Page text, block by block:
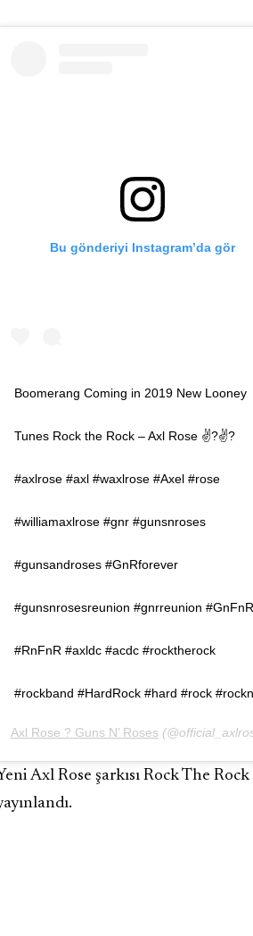
Bu gönderiyi Instagram’da gör
Boomerang Coming in 2019 New Looney
Tunes Rock the Rock – Axl Rose ✌?✌?
#axlrose #axl #waxlrose #Axel #rose
#williamaxlrose #gnr #gunsnroses
#gunsandroses #GnRforever
#gunsnrosesreunion #gnrreunion #GnFnR
#RnFnR #axldc #acdc #rocktherock
#rockband #HardRock #hard #rock
Axl Rose ? Guns N’ Roses (@official_axlrose)’in paylaştığı bir
Axl Rose şarkısı Rock The Rock